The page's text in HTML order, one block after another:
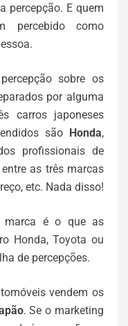
percepção. E quem
percebido como
sobre os
por alguma
carros japoneses
sãoHonda,
profissionais de
as três marcas
etc. Nada disso!
marca é o que as
Honda, Toyota ou
de percepções.
vendem os
. Se o marketing